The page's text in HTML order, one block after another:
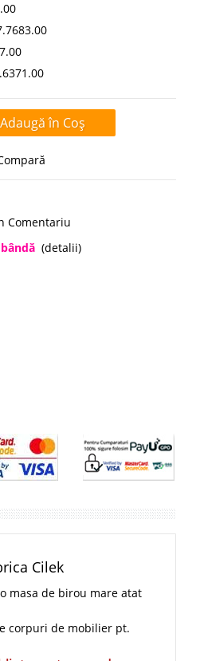
Comentariu
(detalii)
Cilek
masa de birou mare atat
corpuri de mobilier pt.